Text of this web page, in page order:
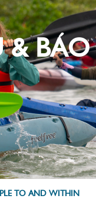
& BÁO
TO AND WITHIN